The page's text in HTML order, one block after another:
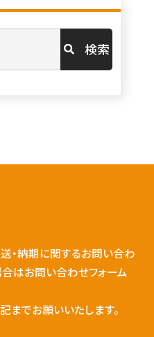
検索
・納期に関するお問い合わ
はお問い合わせフォーム
でお願いいたします。